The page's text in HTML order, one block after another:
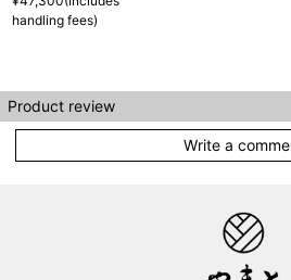
handling fees)
Product review
Write a